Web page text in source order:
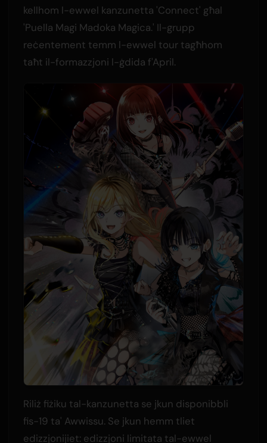
kellhom l-ewwel kanzunetta 'Connect' għal
'Puella Magi Madoka Magica.' Il-grupp
reċentement temm l-ewwel tour tagħhom
taħt il-formazzjoni l-ġdida f'April.
Riliż fiżiku tal-kanzunetta se jkun disponibbli
fis-19 ta' Awwissu. Se jkun hemm tliet
edizzjonijiet: edizzjoni limitata tal-ewwel